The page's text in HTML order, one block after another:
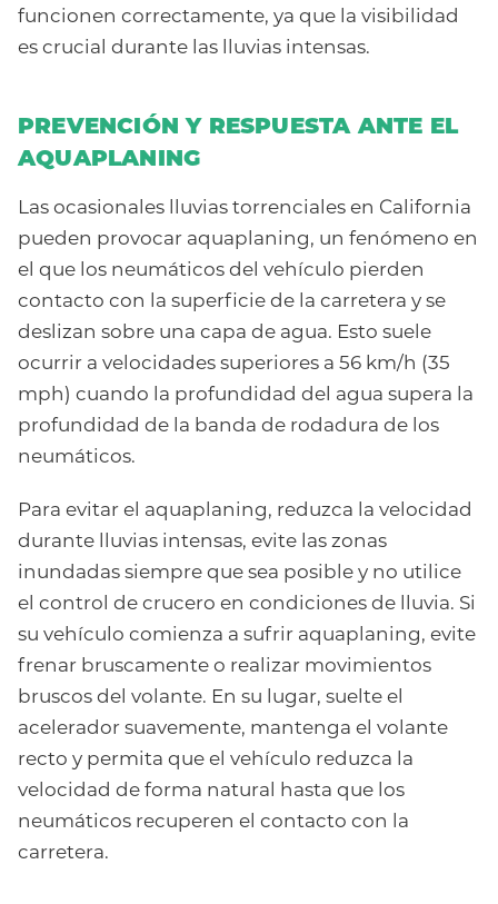
funcionen correctamente, ya que la visibilidad
es crucial durante las lluvias intensas.
PREVENCIÓN Y RESPUESTA ANTE EL
AQUAPLANING
Las ocasionales lluvias torrenciales en California
pueden provocar aquaplaning, un fenómeno en
el que los neumáticos del vehículo pierden
contacto con la superficie de la carretera y se
deslizan sobre una capa de agua. Esto suele
ocurrir a velocidades superiores a 56 km/h (35
mph) cuando la profundidad del agua supera la
profundidad de la banda de rodadura de los
neumáticos.
Para evitar el aquaplaning, reduzca la velocidad
durante lluvias intensas, evite las zonas
inundadas siempre que sea posible y no utilice
el control de crucero en condiciones de lluvia. Si
su vehículo comienza a sufrir aquaplaning, evite
frenar bruscamente o realizar movimientos
bruscos del volante. En su lugar, suelte el
acelerador suavemente, mantenga el volante
recto y permita que el vehículo reduzca la
velocidad de forma natural hasta que los
neumáticos recuperen el contacto con la
carretera.